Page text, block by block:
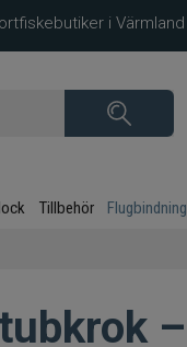
i Värmland
Tillbehör Flugbindning